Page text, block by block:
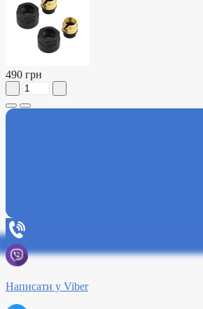
490 грн
Написати у Viber